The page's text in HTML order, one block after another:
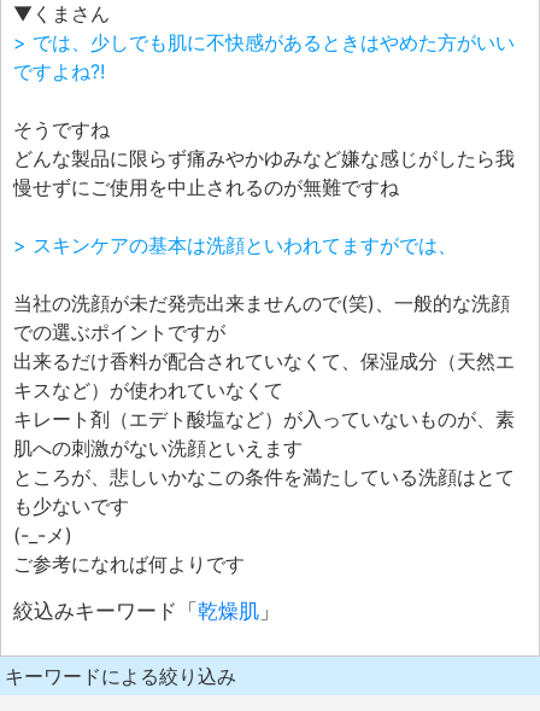
▼くまさん
> では、少しでも肌に不快感があるときはやめた方がいい
ですよね?!
そうですね
どんな製品に限らず痛みやかゆみなど嫌な感じがしたら我
慢せずにご使用を中止されるのが無難ですね
> スキンケアの基本は洗顔といわれてますがでは、
当社の洗顔が未だ発売出来ませんので(笑)、一般的な洗顔
での選ぶポイントですが
出来るだけ香料が配合されていなくて、保湿成分（天然エ
キスなど）が使われていなくて
キレート剤（エデト酸塩など）が入っていないものが、素
肌への刺激がない洗顔といえます
ところが、悲しいかなこの条件を満たしている洗顔はとて
も少ないです
(-_-メ)
ご参考になれば何よりです
絞込みキーワード「 乾燥肌 」
キーワードによる絞り込み